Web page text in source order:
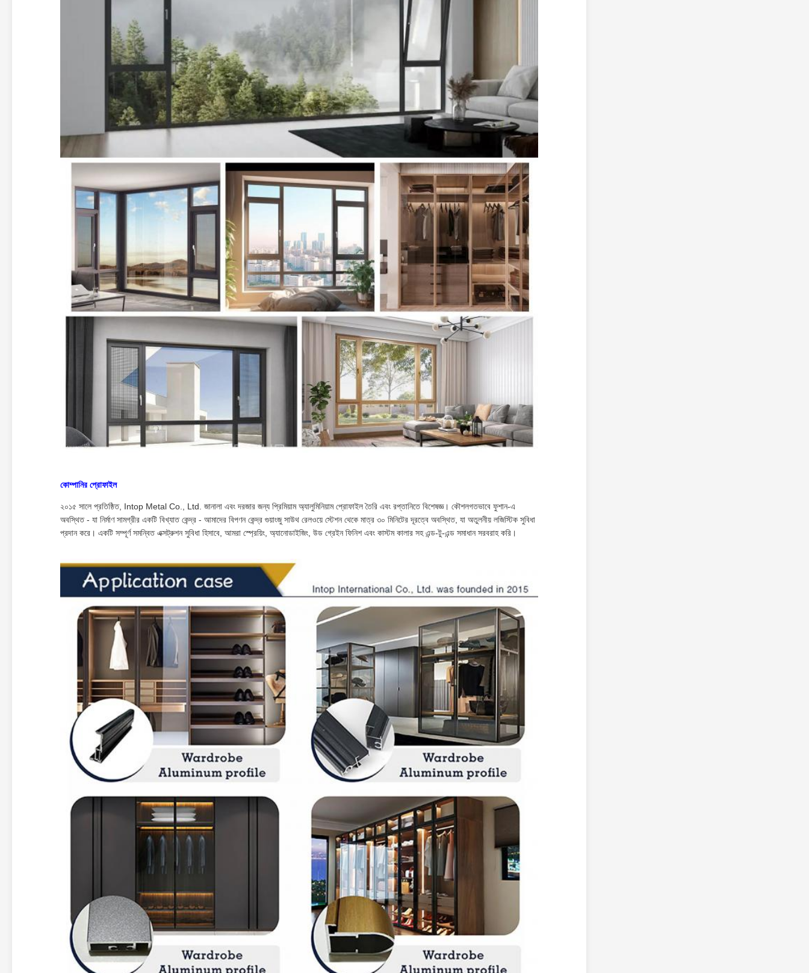
কোম্পানির প্রোফাইল
২০১৫ সালে প্রতিষ্ঠিত, Intop Metal Co., Ltd. জানালা এবং দরজার জন্য প্রিমিয়াম অ্যালুমিনিয়াম প্রোফাইল তৈরি এবং রপ্তানিতে বিশেষজ্ঞ। কৌশলগতভাবে ফুশান-এ
অবস্থিত - যা নির্মাণ সামগ্রীর একটি বিখ্যাত কেন্দ্র - আমাদের বিপণন কেন্দ্র গুয়াংজু সাউথ রেলওয়ে স্টেশন থেকে মাত্র ৩০ মিনিটের দূরত্বে অবস্থিত, যা অতুলনীয় লজিস্টিক সুবিধা
প্রদান করে। একটি সম্পূর্ণ সমন্বিত এক্সট্রুশন সুবিধা হিসাবে, আমরা স্প্রেয়িং, অ্যানোডাইজিং, উড গ্রেইন ফিনিশ এবং কাস্টম কালার সহ এন্ড-টু-এন্ড সমাধান সরবরাহ করি।